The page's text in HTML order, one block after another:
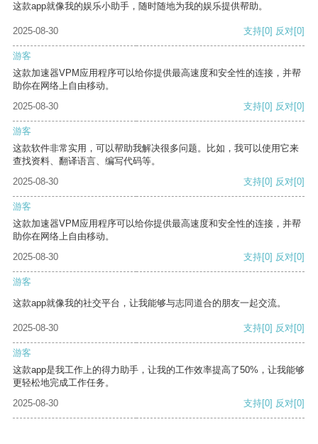
这款app就像我的娱乐小助手，随时随地为我的娱乐提供帮助。
2025-08-30 支持[0] 反对[0]
游客
这款加速器VPM应用程序可以给你提供最高速度和安全性的连接，并帮
助你在网络上自由移动。
2025-08-30
支持[0] 反对[0]
游客
这款软件非常实用，可以帮助我解决很多问题。比如，我可以使用它来
查找资料、翻译语言、编写代码等。
2025-08-30
支持[0] 反对[0]
游客
这款加速器VPM应用程序可以给你提供最高速度和安全性的连接，并帮
助你在网络上自由移动。
2025-08-30
支持[0] 反对[0]
游客
这款app就像我的社交平台，让我能够与志同道合的朋友一起交流。
2025-08-30 支持[0] 反对[0]
游客
这款app是我工作上的得力助手，让我的工作效率提高了50%，让我能够
更轻松地完成工作任务。
2025-08-30
支持[0] 反对[0]